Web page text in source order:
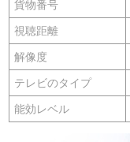
貨物番号
視聴距離
解像度
テレビのタイプ
能効レベル